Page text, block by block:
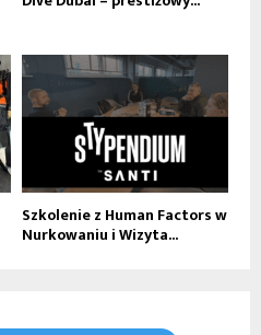
Szkolenie z Human Factors w
Nurkowaniu i Wizyta...